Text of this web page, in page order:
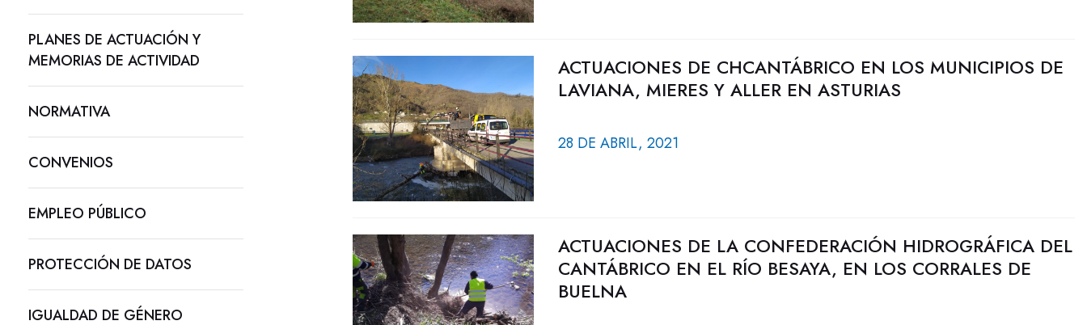
PLANES DE ACTUACIÓN Y
MEMORIAS DE ACTIVIDAD
NORMATIVA
CONVENIOS
EMPLEO PÚBLICO
PROTECCIÓN DE DATOS
IGUALDAD DE GÉNERO
ACTUACIONES DE CHCANTÁBRICO EN LOS MUNICIPIOS DE
LAVIANA, MIERES Y ALLER EN ASTURIAS
28 DE ABRIL, 2021
ACTUACIONES DE LA CONFEDERACIÓN HIDROGRÁFICA DEL
CANTÁBRICO EN EL RÍO BESAYA, EN LOS CORRALES DE
BUELNA